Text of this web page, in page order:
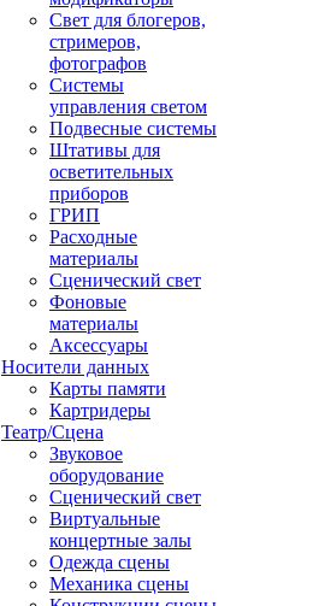
Свет для блогеров,
стримеров,
фотографов
Системы
управления светом
Подвесные системы
Штативы для
осветительных
приборов
ГРИП
Расходные
материалы
Сценический свет
Фоновые
материалы
Аксессуары
Носители данных
Карты памяти
Картридеры
Театр/Сцена
Звуковое
оборудование
Сценический свет
Виртуальные
концертные залы
Одежда сцены
Механика сцены